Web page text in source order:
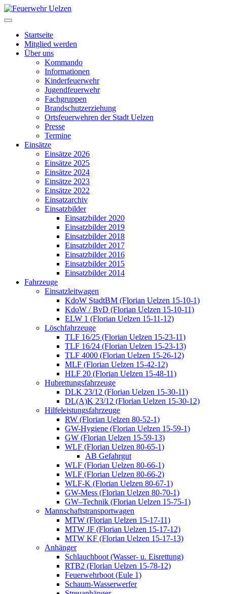
Startseite
Mitglied werden
Über uns
Kommando
Informationen
Kinderfeuerwehr
Jugendfeuerwehr
Fachgruppen
Brandschutzerziehung
Ortsfeuerwehren der Stadt Uelzen
Presse
Termine
Einsätze
Einsätze 2026
Einsätze 2025
Einsätze 2024
Einsätze 2023
Einsätze 2022
Einsatzarchiv
Einsatzbilder
Einsatzbilder 2020
Einsatzbilder 2019
Einsatzbilder 2018
Einsatzbilder 2017
Einsatzbilder 2016
Einsatzbilder 2015
Einsatzbilder 2014
Fahrzeuge
Einsatzleitwagen
KdoW StadtBM (Florian Uelzen 15-10-1)
KdoW / BvD (Florian Uelzen 15-10-11)
ELW 1 (Florian Uelzen 15-11-12)
Löschfahrzeuge
TLF 16/25 (Florian Uelzen 15-23-11)
TLF 16/24 (Florian Uelzen 15-23-13)
TLF 4000 (Florian Uelzen 15-26-12)
MLF (Florian Uelzen 15-42-12)
HLF 20 (Florian Uelzen 15-48-11)
Hubrettungsfahrzeuge
DLK 23/12 (Florian Uelzen 15-30-11)
DL(A)K 23/12 (Florian Uelzen 15-30-12)
Hilfeleistungsfahrzeuge
RW (Florian Uelzen 80-52-1)
GW-Hygiene (Florian Uelzen 15-59-1)
GW (Florian Uelzen 15-59-13)
WLF (Florian Uelzen 80-65-1)
AB Gefahrgut
WLF (Florian Uelzen 80-66-1)
WLF (Florian Uelzen 80-66-2)
WLF-K (Florian Uelzen 80-67-1)
GW-Mess (Florian Uelzen 80-70-1)
GW–Technik (Florian Uelzen 15-75-1)
Mannschaftstransportwagen
MTW (Florian Uelzen 15-17-11)
MTW JF (Florian Uelzen 15-17-12)
MTW KF (Florian Uelzen 15-17-13)
Anhänger
Schlauchboot (Wasser- u. Eisrettung)
RTB2 (Florian Uelzen 15-78-12)
Feuerwehrboot (Eule 1)
Schaum-Wasserwerfer